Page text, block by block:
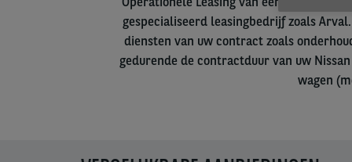
gespecialiseerd leasingbedrijf zoals
diensten van uw contract zoals
gedurende de contractduur van uw
wagen